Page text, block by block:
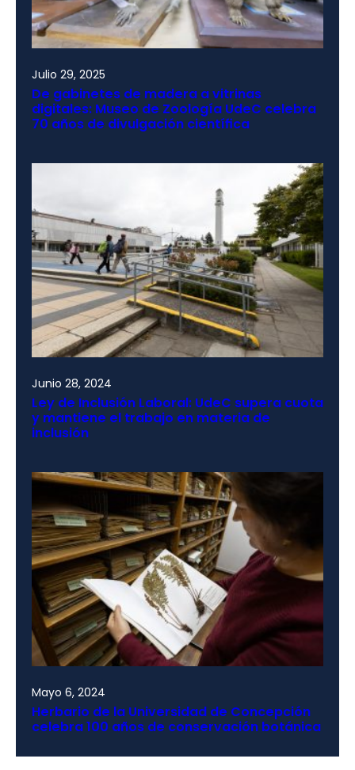
Julio 29, 2025
De gabinetes de madera a vitrinas
digitales: Museo de Zoología UdeC celebra
70 años de divulgación científica
Junio 28, 2024
Ley de Inclusión Laboral: UdeC supera cuota
y mantiene el trabajo en materia de
inclusión
Mayo 6, 2024
Herbario de la Universidad de Concepción
celebra 100 años de conservación botánica